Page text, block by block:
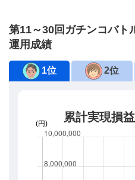
第11～30回ガチンコバト
運用成績
1位 2位